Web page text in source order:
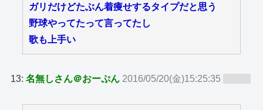
ガリだけどたぶん着痩せするタイプだと思う
野球やってたって言ってたし
歌も上手い
13:名無しさん＠おーぷん 2016/05/20(金)15:25:35